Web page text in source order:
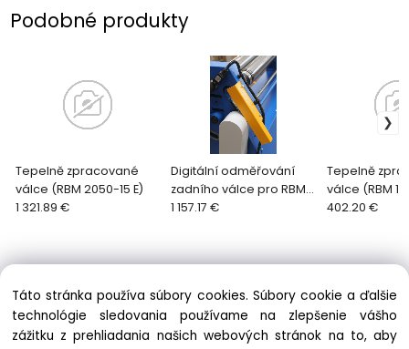
Podobné produkty
Tepelně zpracované
válce (RBM 2050-15 E)
1 321.89 €
Digitální odměřování
zadního válce pro RBM
1270-25 E
1 157.17 €
Tepelně
válce (RBM
402.20 €
Táto stránka používa súbory cookies. Súbory cookie a ďalšie
technológie sledovania používame na zlepšenie vášho
zážitku z prehliadania našich webových stránok na to, aby